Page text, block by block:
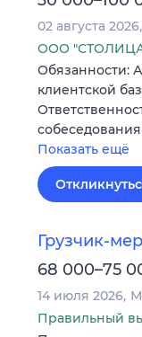
02 августа 2026
ООО
Обязанности:
клиентской
Показать ещё
Грузчик-
68 000–75
14 июля 2026
Правильный